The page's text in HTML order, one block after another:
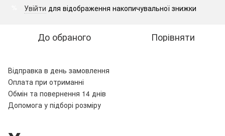
Увійти для відображення накопичувальної знижки
До обраного Порівняти
Відправка в день замовлення
Оплата при отриманні
Обмін та повернення 14 днів
Допомога у підборі розміру